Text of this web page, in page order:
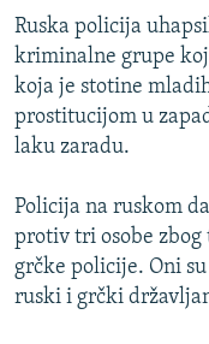
FOTOGALERIJE
INFOGRAFIKE
RAT U UKRAJINI
KINA NA BALKANU
RSE PRIČE IZ SVIJETA
ISPRIČAJ MI
DNEVNO@RSE
SPECIJALI RSE
VIŠE OD NASLOVA
PRATITE NAS
Ruska policija
kriminalne grupe
koja je stotine
prostitucijom u
laku zaradu.
Policija na ruskom
protiv tri osobe
grčke policije. Oni
ruski i grčki